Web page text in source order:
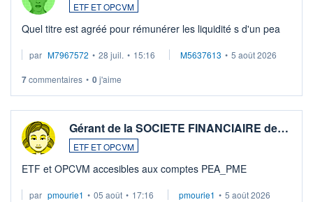
ETF ET OPCVM
Quel titre est agréé pour rémunérer les liquidité s d'un pea
par M7967572 • 28 juil. • 15:16 M5637613 • 5 août 2026
7commentaires • 0j'aime
Gérant de la SOCIETE FINANCIAIRE de…
ETF ET OPCVM
ETF et OPCVM accesibles aux comptes PEA_PME
par pmourie1 • 05 août • 17:16 pmourie1 • 5 août 2026